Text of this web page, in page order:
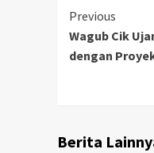
Continue
Reading
Previous
Wagub Cik
dengan
Berita